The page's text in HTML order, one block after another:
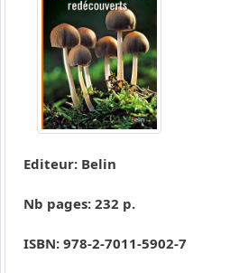
Editeur: Belin
Nb pages: 232 p.
ISBN: 978-2-7011-5902-7